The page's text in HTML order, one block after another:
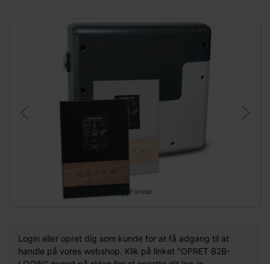
Forstør
Login eller opret dig som kunde for at få adgang til at
handle på vores webshop. Klik på linket "OPRET B2B-